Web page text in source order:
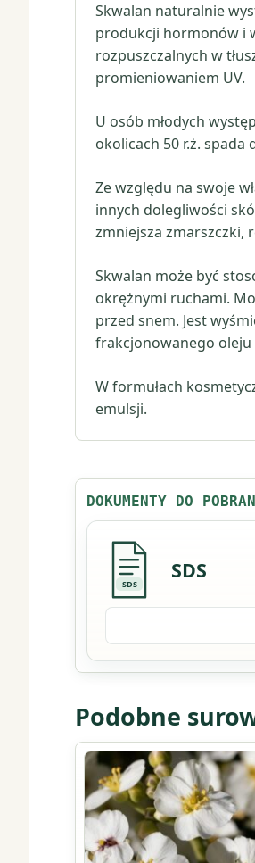
Skwalan naturalnie
produkcji hormonów i
rozpuszczalnych w
promieniowaniem UV.
U osób młodych
okolicach 50 r.ż.
Ze względu na swoje
innych dolegliwości
zmniejsza zmarszczki,
Skwalan może być
okrężnymi ruchami.
przed snem. Jest
frakcjonowanego oleju
W formułach
emulsji.
DOKUMENTY DO
SDS
SDS
Podobne
Ten
produkt
ma
wiele
wariantów.